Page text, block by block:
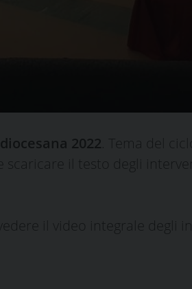
2022 . Tema del
scaricare il testo degli
il video integrale degli